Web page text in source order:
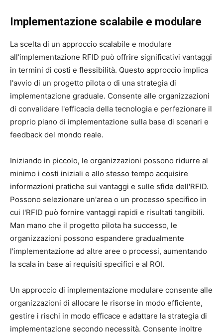
Implementazione scalabile e modulare
La scelta di un approccio scalabile e modulare
all'implementazione RFID può offrire significativi vantaggi
in termini di costi e flessibilità. Questo approccio implica
l'avvio di un progetto pilota o di una strategia di
implementazione graduale. Consente alle organizzazioni
di convalidare l'efficacia della tecnologia e perfezionare il
proprio piano di implementazione sulla base di scenari e
feedback del mondo reale.
Iniziando in piccolo, le organizzazioni possono ridurre al
minimo i costi iniziali e allo stesso tempo acquisire
informazioni pratiche sui vantaggi e sulle sfide dell'RFID.
Possono selezionare un'area o un processo specifico in
cui l'RFID può fornire vantaggi rapidi e risultati tangibili.
Man mano che il progetto pilota ha successo, le
organizzazioni possono espandere gradualmente
l'implementazione ad altre aree o processi, aumentando
la scala in base ai requisiti specifici e al ROI.
Un approccio di implementazione modulare consente alle
organizzazioni di allocare le risorse in modo efficiente,
gestire i rischi in modo efficace e adattare la strategia di
implementazione secondo necessità. Consente inoltre